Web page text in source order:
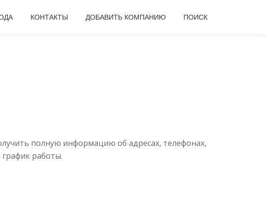
КОНТАКТЫ ДОБАВИТЬ КОМПАНИЮ ПОИСК
полную информацию об адресах, телефонах,
работы.